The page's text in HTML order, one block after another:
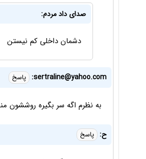
صدای داد مردم:
دشمان داخلی کم نیستن
sertraline@yahoo.com: پاسخ
به نظرم اگه سر بگیره روششون
ح: پاسخ